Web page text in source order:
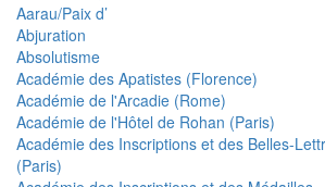
Aarau/Paix d’
Abjuration
Absolutisme
Académie des Apatistes (Florence)
Académie de l'Arcadie (Rome)
Académie de l'Hôtel de Rohan (Paris)
Académie des Inscriptions et des Belles-
(Paris)